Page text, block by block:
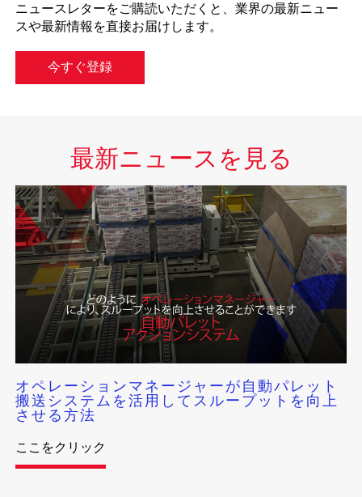
ニュースレターをご購読いただくと、業界の最新ニュー
スや最新情報を直接お届けします。
今すぐ登録
最新ニュースを見る
オペレーションマネージャーが自動パレット
搬送システムを活用してスループットを向上
させる方法
ここをクリック